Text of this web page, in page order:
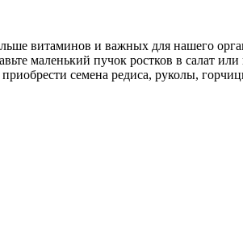
витаминов и важных для нашего
маленький пучок ростков в салат
семена редиса, руколы,